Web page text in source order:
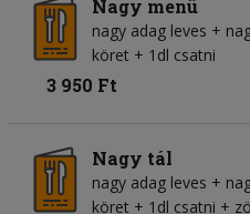
Nagy menü
nagy adag leves +
köret + 1dl csatni
3 950 Ft
Nagy tál
nagy adag leves +
köret + 1dl csatni +